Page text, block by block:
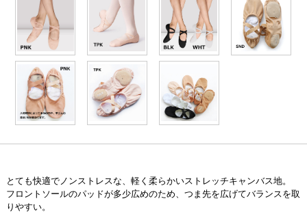
とても快適でノンストレスな、軽く柔らかいストレッチキャンバス地。
フロントソールのパッドが多少広めのため、つま先を広げてバランスを取
りやすい。